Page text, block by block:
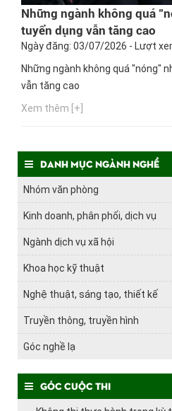
Những ngành không quá
tuyển dụng vẫn tăng cao
Ngày đăng: 03/07/2026 - Lượt
Những ngành không quá "nóng"
vẫn tăng cao
Xem thêm [+]
Danh mục ngành nghề
Nhóm văn phòng
Kinh doanh, phân phối, dịch vụ
Ngành dịch vụ xã hội
Khoa học kỹ thuật
Nghệ thuật, sáng tạo, thiết kế
Truyền thông, truyền hình
Góc nghề lạ
Góc cuộc thi